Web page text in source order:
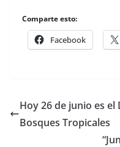
Comparte esto:
Facebook
Hoy 26 de junio es
Bosques Tropicales